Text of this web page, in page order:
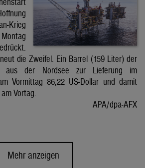
Krieg
die Zweifel. Ein Barrel (159 Liter) der
aus der Nordsee zur Lieferung im
Vormittag 86,22 US-Dollar und damit
Vortag.
APA/dpa-AFX
Mehr anzeigen